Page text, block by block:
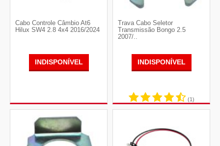
Cabo Controle Câmbio At6
Hilux SW4 2.8 4x4 2016/2024
INDISPONÍVEL
Trava Cabo Seletor
Transmissão Bongo 2.5
2007/..
INDISPONÍVEL
(1)